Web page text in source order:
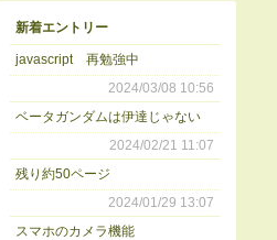
新着エントリー
javascript 再勉強中
2024/03/08 10:56
ベータガンダムは伊達じゃない
2024/02/21 11:07
残り約50ページ
2024/01/29 13:07
スマホのカメラ機能